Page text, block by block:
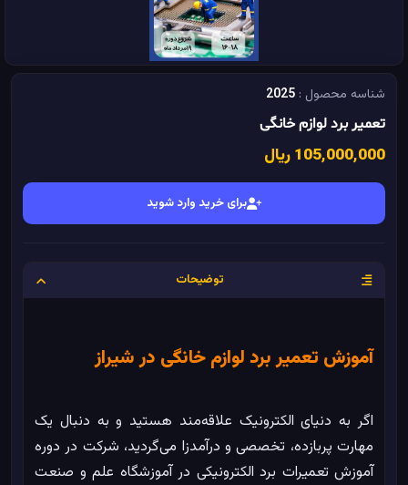
شناسه محصول : 2025
تعمیر برد لوازم خانگی
105٬000٬000 ریال
برای خرید وارد شوید
توضیحات
آموزش تعمیر برد لوازم خانگی در شیراز
اگر به دنیای الکترونیک علاقه‌مند هستید و به دنبال یک
مهارت پربازده، تخصصی و درآمدزا می‌گردید، شرکت در دوره
آموزش تعمیرات برد الکترونیکی در آموزشگاه علم و صنعت